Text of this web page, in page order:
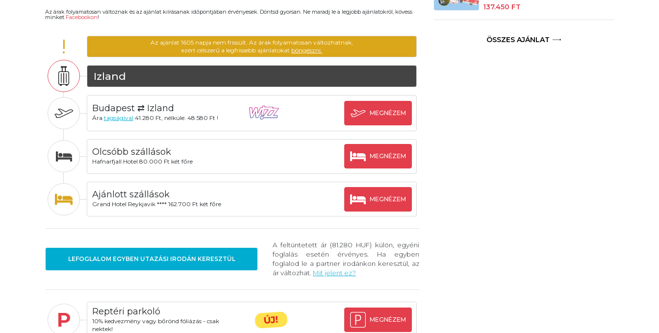
Az árak folyamatosan változnak és az ajánlat kiírásanak időpontjában érvényesek. Döntsd gyorsan. Ne maradj le a legjobb ajánlatokról, kövess
minket Facebookon!
!
Az ajánlat 1605 napja nem frissült. Az árak folyamatosan változhatnak,
ezért célszerű a legfrissebb ajánlatokat böngészni.
Izland
Budapest ⇄ Izland
Ára tagságival 41.280 Ft, nélküle: 48.580 Ft !
MEGNÉZEM
Olcsóbb szállások
Hafnarfjall Hotel 80.000 Ft két főre
MEGNÉZEM
Ajánlott szállások
Grand Hotel Reykjavik **** 162.700 Ft két főre
MEGNÉZEM
LEFOGLALOM EGYBEN UTAZÁSI IRODÁN KERESZTÜL
A feltüntetett ár (81.280 HUF) külön, egyéni
foglalás esetén érvényes. Ha egyben
foglalod le a partner irodánkon keresztül, az
ár változhat. Mit jelent ez?
P Reptéri parkoló
10% kedvezmény vagy bőrönd fóliázás - csak
nektek!
ÚJ! MEGNÉZEM
137.450 FT
ÖSSZES AJÁNLAT